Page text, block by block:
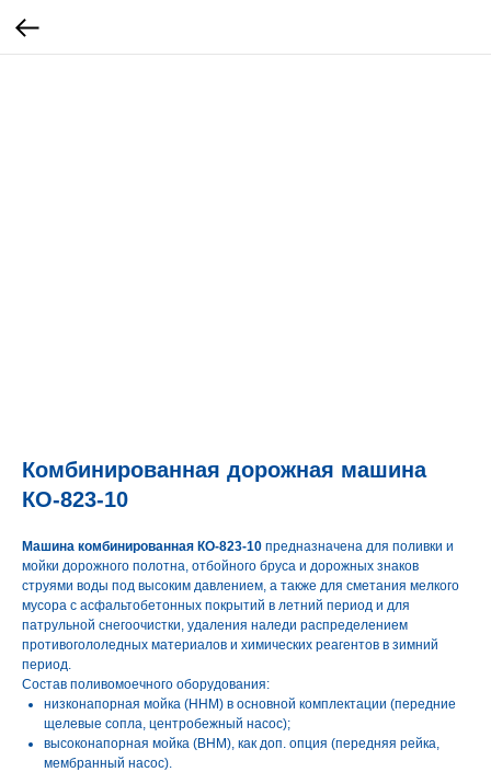
Комбинированная дорожная машина
КО-823-10
Машина комбинированная КО-823-10 предназначена для поливки и
мойки дорожного полотна, отбойного бруса и дорожных знаков
струями воды под высоким давлением, а также для сметания мелкого
мусора с асфальтобетонных покрытий в летний период и для
патрульной снегоочистки, удаления наледи распределением
противогололедных материалов и химических реагентов в зимний
период.
Состав поливомоечного оборудования:
низконапорная мойка (ННМ) в основной комплектации (передние
щелевые сопла, центробежный насос);
высоконапорная мойка (ВНМ), как доп. опция (передняя рейка,
мембранный насос).